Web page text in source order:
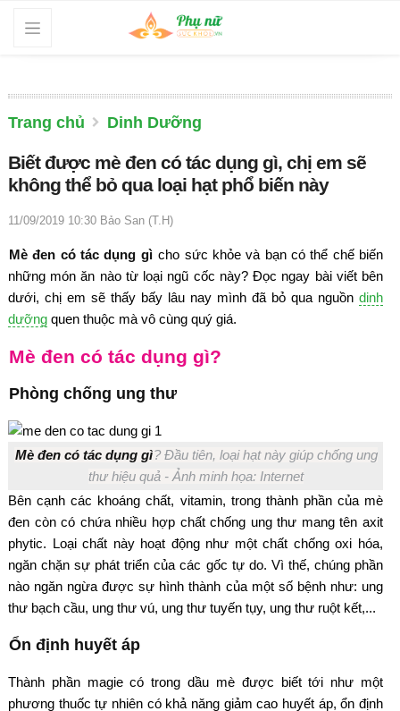
Trang chủ Dinh Dưỡng
Biết được mè đen có tác dụng gì, chị em sẽ
không thể bỏ qua loại hạt phổ biến này
11/09/2019 10:30 Bảo San (T.H)
Mè đen có tác dụng gì cho sức khỏe và bạn có thể chế biến
những món ăn nào từ loại ngũ cốc này? Đọc ngay bài viết bên
dưới, chị em sẽ thấy bấy lâu nay mình đã bỏ qua nguồn dinh
dưỡng quen thuộc mà vô cùng quý giá.
Mè đen có tác dụng gì?
Phòng chống ung thư
Mè đen có tác dụng gì? Đầu tiên, loại hạt này giúp chống ung
thư hiệu quả - Ảnh minh họa: Internet
Bên cạnh các khoáng chất, vitamin, trong thành phần của mè
đen còn có chứa nhiều hợp chất chống ung thư mang tên axit
phytic. Loại chất này hoạt động như một chất chống oxi hóa,
ngăn chặn sự phát triển của các gốc tự do. Vì thế, chúng phần
nào ngăn ngừa được sự hình thành của một số bệnh như: ung
thư bạch cầu, ung thư vú, ung thư tuyến tụy, ung thư ruột kết,...
Ổn định huyết áp
Thành phần magie có trong dầu mè được biết tới như một
phương thuốc tự nhiên có khả năng giảm cao huyết áp, ổn định